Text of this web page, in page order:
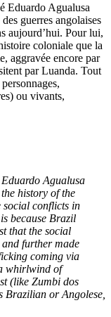
Eduardo Agualusa
guerres angolaises
aujourd’hui. Pour lui,
coloniale que la
aggravée encore par
par Luanda. Tout
ou vivants,
Agualusa
history of the
social conflicts in
because Brazil
that the social
further made
coming via
whirlwind of
(like Zumbi dos
Brazilian or Angolese,